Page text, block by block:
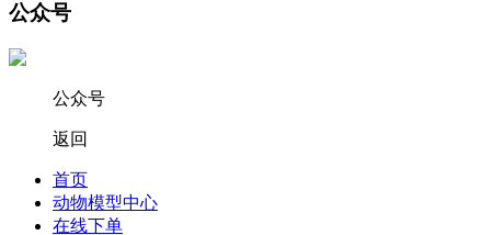
公众号
公众号
返回
首页
动物模型中心
在线下单